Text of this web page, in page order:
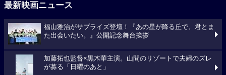
最新映画ニュース
福山雅治がサプライズ登壇！『あの星が降る丘で、君とま
た出会いたい。』公開記念舞台挨拶
加藤拓也監督×黒木華主演。山間のリゾートで夫婦のズレ
が募る「日曜のあと」